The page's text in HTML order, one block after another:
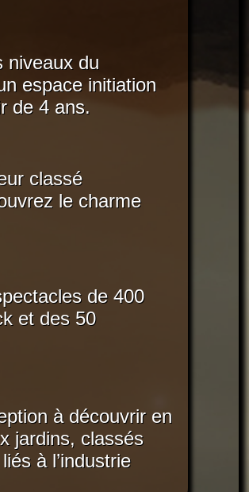
niveaux du
espace initiation
de 4 ans.
classé
le charme
de 400
et des 50
à découvrir en
jardins, classés
à l’industrie